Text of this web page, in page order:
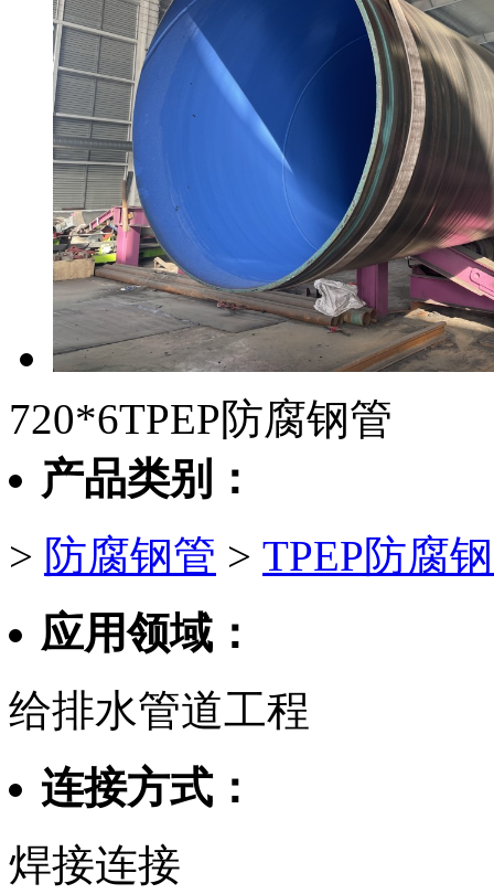
720*6TPEP防腐钢管
产品类别：
> 防腐钢管 > TPEP防腐
应用领域：
给排水管道工程
连接方式：
焊接连接